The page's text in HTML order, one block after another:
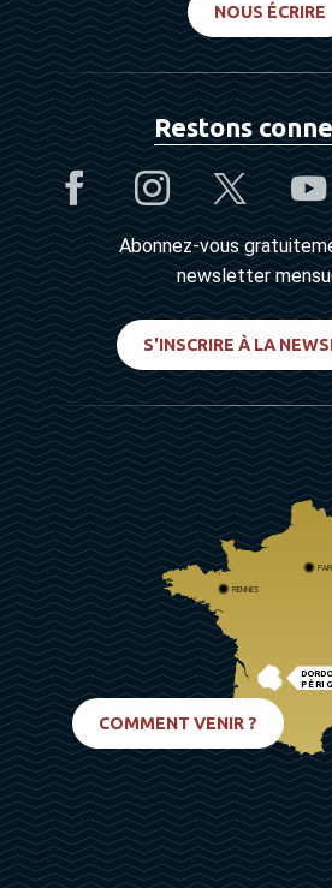
NOUS ÉCRIRE
Restons
Abonnez-vous
newsletter
S'INSCRIRE À LA
RENNES
COMMENT VENIR ?